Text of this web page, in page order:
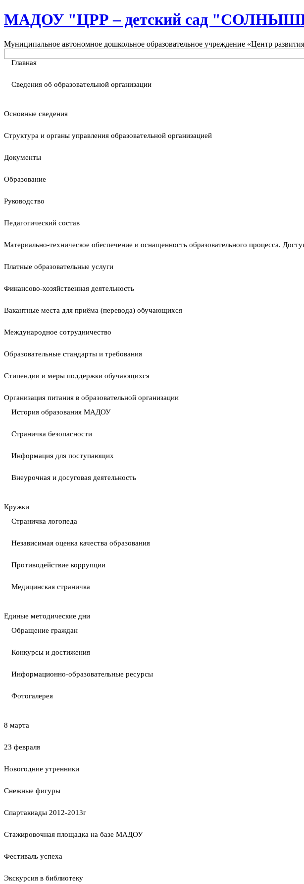
МАДОУ "ЦРР – детский сад
Муниципальное автономное дошкольное образовательное учреждение «Центр
Главная
Сведения об образовательной организации
Основные сведения
Структура и органы управления образовательной организацией
Документы
Образование
Руководство
Педагогический состав
Материально-техническое обеспечение и оснащенность образовательного процесса.
Платные образовательные услуги
Финансово-хозяйственная деятельность
Вакантные места для приёма (перевода) обучающихся
Международное сотрудничество
Образовательные стандарты и требования
Стипендии и меры поддержки обучающихся
Организация питания в образовательной организации
История образования МАДОУ
Страничка безопасности
Информация для поступающих
Внеурочная и досуговая деятельность
Кружки
Страничка логопеда
Независимая оценка качества образования
Противодействие коррупции
Медицинская страничка
Единые методические дни
Обращение граждан
Конкурсы и достижения
Информационно-образовательные ресурсы
Фотогалерея
8 марта
23 февраля
Новогодние утренники
Cнежные фигуры
Спартакиады 2012-2013г
Стажировочная площадка на базе МАДОУ
Фестиваль успеха
Экскурсия в библиотеку